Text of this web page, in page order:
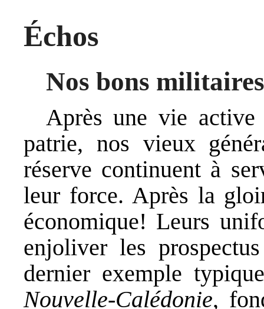
Échos
Nos bons militaires
Après une vie active
patrie, nos vieux
réserve continuent à
leur force. Après la
économique! Leurs
enjoliver les
dernier exemple
Nouvelle-Calédonie,